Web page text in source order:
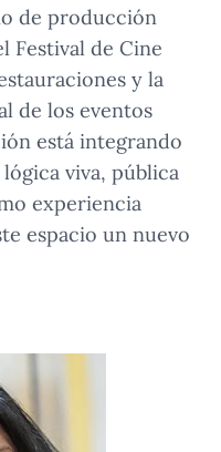
de producción
Festival de Cine
y la
de los eventos
está integrando
viva, pública
experiencia
espacio un nuevo